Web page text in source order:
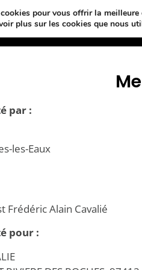
par :
les-Eaux
Frédéric Alain Cavalié
pour :
pour vous offrir la meilleure
plus sur les cookies que nous